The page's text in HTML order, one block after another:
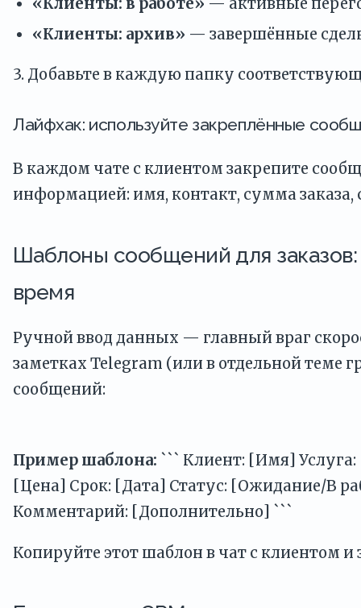
«Клиенты: архив» — завершённые
3. Добавьте в каждую папку
Лайфхак: используйте закреплённые
В каждом чате с клиентом закрепите
информацией: имя, контакт, сумма заказа,
Шаблоны сообщений для
время
Ручной ввод данных — главный враг
заметках Telegram (или в отдельной теме
сообщений:
Пример шаблона: ``` Клиент: [Имя]
[Цена] Срок: [Дата] Статус: [Ожидание/В
Комментарий: [Дополнительно] ```
Копируйте этот шаблон в чат с клиентом и